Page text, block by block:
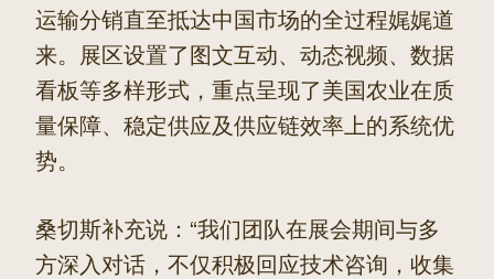
运输分销直至抵达中国市场的全过程娓娓道
来。展区设置了图文互动、动态视频、数据
看板等多样形式，重点呈现了美国农业在质
量保障、稳定供应及供应链效率上的系统优
势。
桑切斯补充说：“我们团队在展会期间与多
方深入对话，不仅积极回应技术咨询，收集